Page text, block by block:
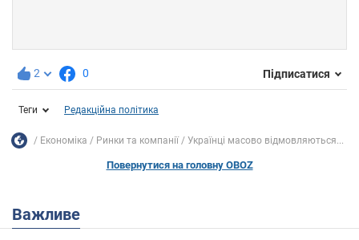
2 0 Підписатися
Теги Редакційна політика
Економіка Ринки та компанії Українці масово відмовляються...
Повернутися на головну OBOZ
Важливе